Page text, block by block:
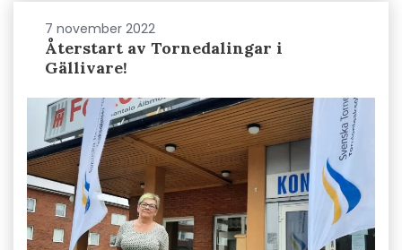
7 november 2022
Återstart av Tornedalingar i
Gällivare!